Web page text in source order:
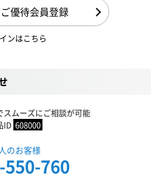
優待会員登録
ンはこちら
スムーズにご相談が可能
ID 608000
のお客様
550-760